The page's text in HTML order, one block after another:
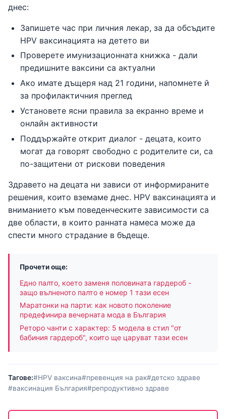
днес:
Запишете час при личния лекар, за да обсъдите
HPV ваксинацията на детето ви
Проверете имунизационната книжка - дали
предишните ваксини са актуални
Ако имате дъщеря над 21 години, напомнете й
за профилактичния преглед
Установете ясни правила за екранно време и
онлайн активности
Поддържайте открит диалог - децата, които
могат да говорят свободно с родителите си, са
по-защитени от рискови поведения
Здравето на децата ни зависи от информираните
решения, които вземаме днес. HPV ваксинацията и
вниманието към поведенческите зависимости са
две области, в които ранната намеса може да
спести много страдание в бъдеще.
Прочети още:
Едно палто, което заменя половината гардероб -
защо вълненото палто е номер 1 тази есен
Маратонки на парти: как новото поколение
предефинира вечерната мода в България
Реторо чанти с характер: 5 модела в стил "от
бабиния гардероб", които ще царуват тази есен
Тагове:#HPV ваксина#превенция на рак#детско здраве
#ваксинация България#репродуктивно здраве